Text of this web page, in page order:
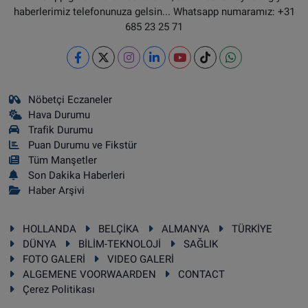
haberlerimiz telefonunuza gelsin... Whatsapp numaramız: +31
685 23 25 71
Nöbetçi Eczaneler
Hava Durumu
Trafik Durumu
Puan Durumu ve Fikstür
Tüm Manşetler
Son Dakika Haberleri
Haber Arşivi
HOLLANDA BELÇİKA ALMANYA
TÜRKİYE
DÜNYA
BİLİM-TEKNOLOJİ
SAĞLIK
FOTO GALERİ
VIDEO GALERİ
ALGEMENE VOORWAARDEN
CONTACT
Çerez Politikası